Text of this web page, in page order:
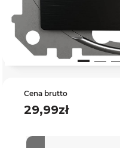
Cena brutto
29,99zł